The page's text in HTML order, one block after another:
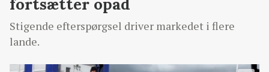
Stigende efterspørgsel driver markedet i flere
lande.